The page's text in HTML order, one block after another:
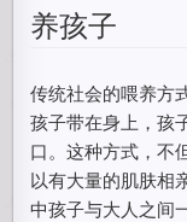
养孩子
传统社会的喂养方
孩子带在身上，孩
口。这种方式，不
以有大量的肌肤相
中孩子与大人之间